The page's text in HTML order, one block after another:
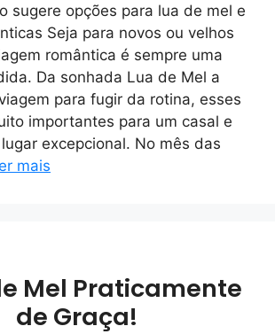
sugere opções para lua de mel e
Seja para novos ou velhos
romântica é sempre uma
Da sonhada Lua de Mel a
para fugir da rotina, esses
importantes para um casal e
excepcional. No mês das
mais
Mel Praticamente
de Graça!